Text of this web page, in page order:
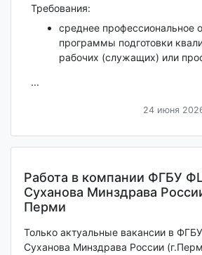
Требования:
среднее профессиональное
программы подготовки
рабочих (служащих) или
...
24 июня
Работа в компании ФГБУ
Суханова Минздрава
Перми
Только актуальные вакансии в
Суханова Минздрава России